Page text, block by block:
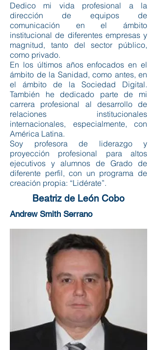
Dedico mi vida profesional a la
dirección de equipos de
comunicación en el ámbito
institucional de diferentes empresas y
magnitud, tanto del sector público,
como privado.
En los últimos años enfocados en el
ámbito de la Sanidad, como antes, en
el ámbito de la Sociedad Digital.
También he dedicado parte de mi
carrera profesional al desarrollo de
relaciones institucionales
internacionales, especialmente, con
América Latina.
Soy profesora de liderazgo y
proyección profesional para altos
ejecutivos y alumnos de Grado de
diferente perfil, con un programa de
creación propia: “Lidérate”.
Beatriz de León Cobo
Andrew Smith Serrano